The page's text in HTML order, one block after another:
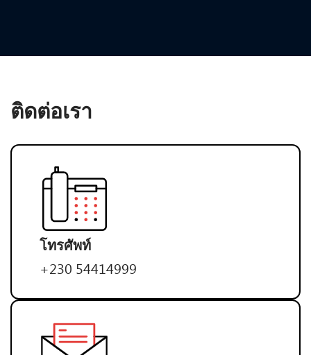
ติดต่อเรา
โทรศัพท์
+230 54414999